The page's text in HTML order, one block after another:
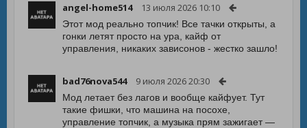
angel-home514 13 июля 2026 10:10
Этот мод реально топчик! Все тачки открыты, а
гонки летят просто на ура, кайф от
управления, никаких зависонов - жестко зашло!
bad76nova544 9 июля 2026 20:30
Мод летает без лагов и вообще кайфует. Тут
такие фишки, что машина на посохе,
управление топчик, а музыка прям зажигает —